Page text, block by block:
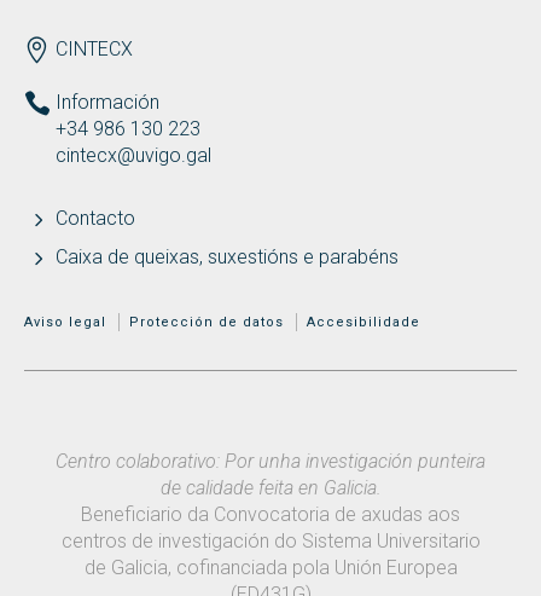
ENDEREZO
CINTECX
Información
+34 986 130 223
cintecx@uvigo.gal
Contacto
Caixa de queixas, suxestións e parabéns
MENÚ ADICIONAL
Aviso legal Protección de datos Accesibilidade
Centro colaborativo: Por unha investigación punteira
de calidade feita en Galicia.
Beneficiario da Convocatoria de axudas aos
centros de investigación do Sistema Universitario
de Galicia, cofinanciada pola Unión Europea